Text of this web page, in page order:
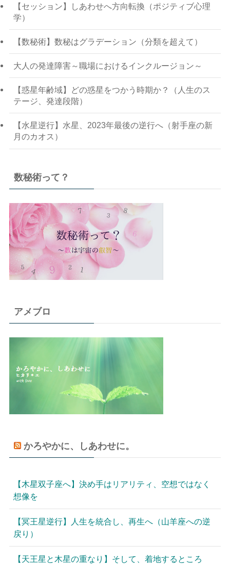
【セッション】しあわせへ方向転換（ポジティブ心理
学）
【数秘術】数秘はグラデーション（分類を超えて）
大人の発達障害～職場におけるインクルージョン～
【惑星年齢域】どの惑星をつかう時期か？（人生のス
テージ、発達段階）
【水星逆行】水星、2023年最後の逆行へ（射手座の新
月のカオス）
数秘術って？
アメブロ
かろやかに、しあわせに。
【木星双子座へ】決め手はリアリティ、空想ではなく
想像を
【冥王星逆行】人生を統合し、再生へ（山羊座への逆
戻り）
【天王星と木星の重なり】そして、着地するところ